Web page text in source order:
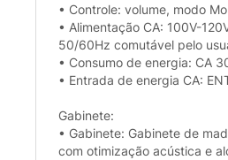
• Controle: volume, modo
• Alimentação CA: 100V-
50/60Hz comutável pelo
• Consumo de energia: CA
• Entrada de energia CA:
Gabinete:
• Gabinete: Gabinete de
com otimização acústica e